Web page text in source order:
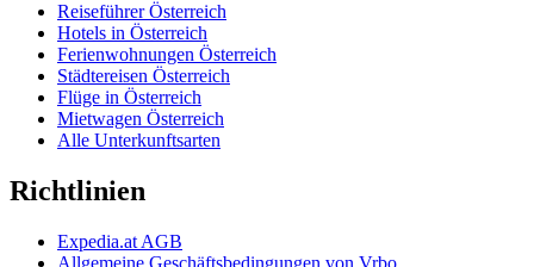
Reiseführer Österreich
Hotels in Österreich
Ferienwohnungen Österreich
Städtereisen Österreich
Flüge in Österreich
Mietwagen Österreich
Alle Unterkunftsarten
Richtlinien
Expedia.at AGB
Allgemeine Geschäftsbedingungen von Vrbo